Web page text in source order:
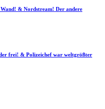
& Nordstream! Der andere
frei! & Polizeichef war weltgrößter